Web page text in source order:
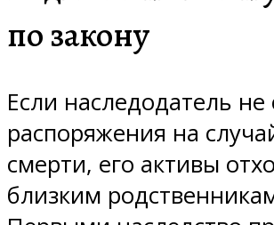
по закону
Если наследодатель не
распоряжения на
смерти, его активы
близким